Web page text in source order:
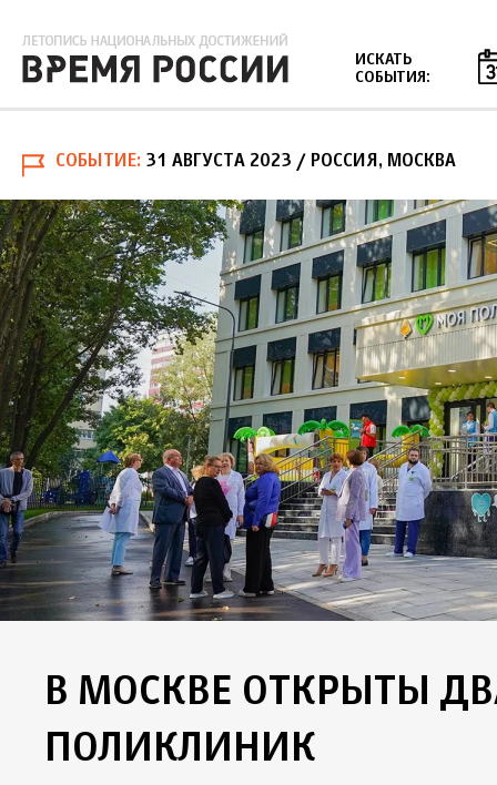
ИСКАТЬ
СОБЫТИЯ:
СОБЫТИЕ 31 АВГУСТА 2023 / РОССИЯ, МОСКВА
В МОСКВЕ ОТКРЫТЫ
ПОЛИКЛИНИК